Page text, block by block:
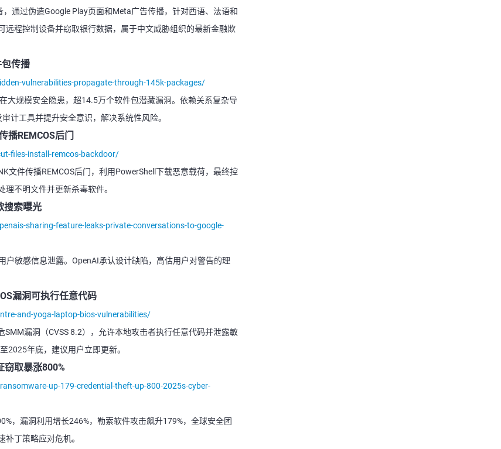
通过伪造Google Play页面和Meta广告传播，针对西语、法语和
程控制设备并窃取银行数据，属于中文威胁组织的最新金融欺
传播
vulnerabilities-propagate-through-145k-packages/
大规模安全隐患，超14.5万个软件包潜藏漏洞。依赖关系复杂导
计工具并提升安全意识，解决系统性风险。
播REMCOS后门
files-install-remcos-backdoor/
文件传播REMCOS后门，利用PowerShell下载恶意载荷，最终控
不明文件并更新杀毒软件。
搜索曝光
sharing-feature-leaks-private-conversations-to-google-
户敏感信息泄露。OpenAI承认设计缺陷，高估用户对警告的理
漏洞可执行任意代码
and-yoga-laptop-bios-vulnerabilities/
漏洞（CVSS 8.2），允许本地攻击者执行任意代码并泄露敏
2025年底，建议用户立即更新。
窃取暴涨800%
up-179-credential-theft-up-800-2025s-cyber-
，漏洞利用增长246%，勒索软件攻击飙升179%，全球安全团
丁策略应对危机。